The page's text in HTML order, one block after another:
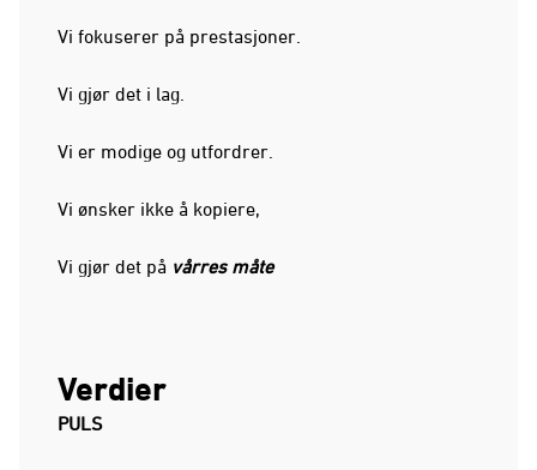
Vi fokuserer på prestasjoner.
Vi gjør det i lag.
Vi er modige og utfordrer.
Vi ønsker ikke å kopiere,
Vi gjør det på vårresmåte
Verdier
PULS